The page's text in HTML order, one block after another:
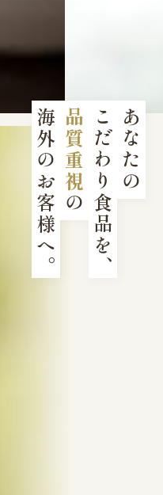
あなたの
こだわり食品を、
品質重視
の
海外のお客様へ。